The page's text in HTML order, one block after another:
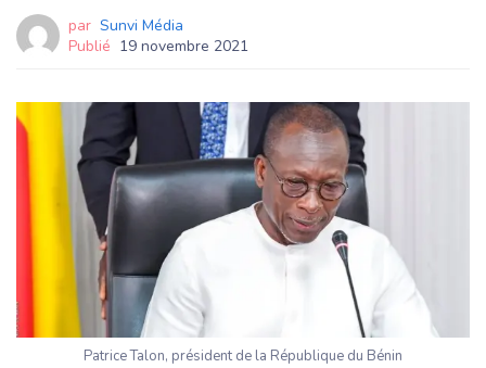
par Sunvi Média
Publié 19 novembre 2021
Patrice Talon, président de la République du Bénin